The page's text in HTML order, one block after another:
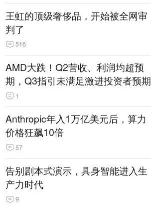
王虹的顶级奢侈品，开始被全网审
判了
516
AMD大跌！Q2营收、利润均超预
期，Q3指引未满足激进投资者预期
1
Anthropic年入1万亿美元后，算力
价格狂飙10倍
57
告别剧本式演示，具身智能进入生
产力时代
9